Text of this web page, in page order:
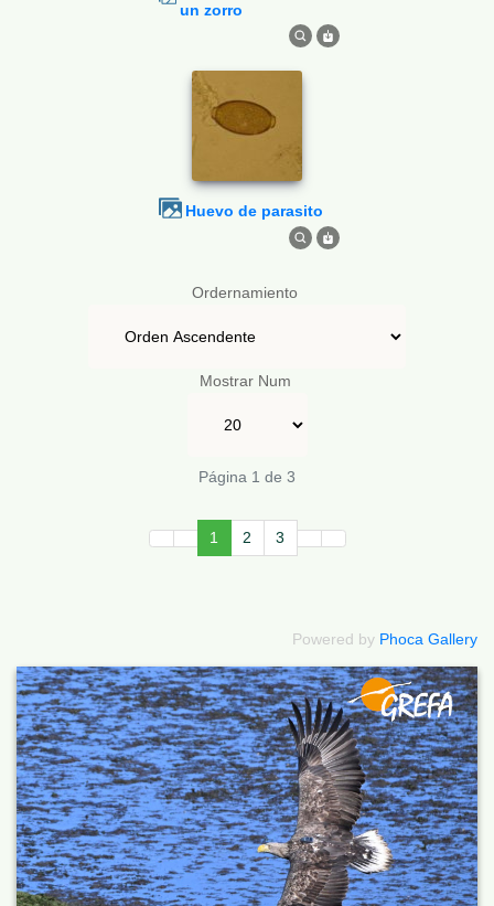
un zorro
Huevo de parasito
Ordernamiento
Mostrar Num
Página 1 de 3
1 2 3
Powered by Phoca Gallery